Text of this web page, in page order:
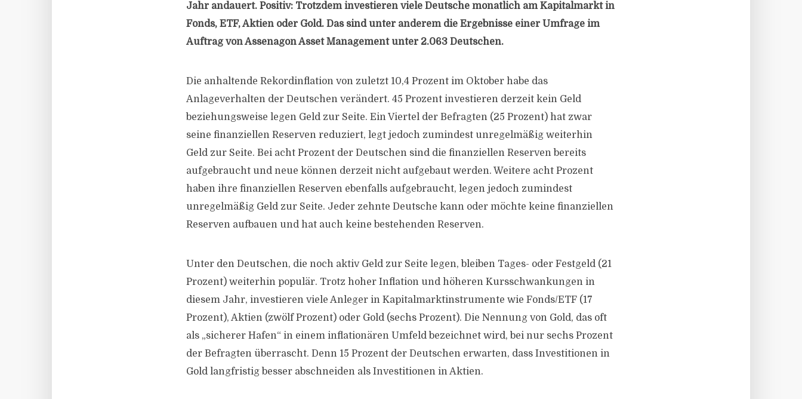
Jahr andauert. Positiv: Trotzdem investieren viele Deutsche monatlich am Kapitalmarkt in
Fonds, ETF, Aktien oder Gold. Das sind unter anderem die Ergebnisse einer Umfrage im
Auftrag von Assenagon Asset Management unter 2.063 Deutschen.
Die anhaltende Rekordinflation von zuletzt 10,4 Prozent im Oktober habe das
Anlageverhalten der Deutschen verändert. 45 Prozent investieren derzeit kein Geld
beziehungsweise legen Geld zur Seite. Ein Viertel der Befragten (25 Prozent) hat zwar
seine finanziellen Reserven reduziert, legt jedoch zumindest unregelmäßig weiterhin
Geld zur Seite. Bei acht Prozent der Deutschen sind die finanziellen Reserven bereits
aufgebraucht und neue können derzeit nicht aufgebaut werden. Weitere acht Prozent
haben ihre finanziellen Reserven ebenfalls aufgebraucht, legen jedoch zumindest
unregelmäßig Geld zur Seite. Jeder zehnte Deutsche kann oder möchte keine finanziellen
Reserven aufbauen und hat auch keine bestehenden Reserven.
Unter den Deutschen, die noch aktiv Geld zur Seite legen, bleiben Tages- oder Festgeld (21
Prozent) weiterhin populär. Trotz hoher Inflation und höheren Kursschwankungen in
diesem Jahr, investieren viele Anleger in Kapitalmarktinstrumente wie Fonds/ETF (17
Prozent), Aktien (zwölf Prozent) oder Gold (sechs Prozent). Die Nennung von Gold, das oft
als „sicherer Hafen“ in einem inflationären Umfeld bezeichnet wird, bei nur sechs Prozent
der Befragten überrascht. Denn 15 Prozent der Deutschen erwarten, dass Investitionen in
Gold langfristig besser abschneiden als Investitionen in Aktien.